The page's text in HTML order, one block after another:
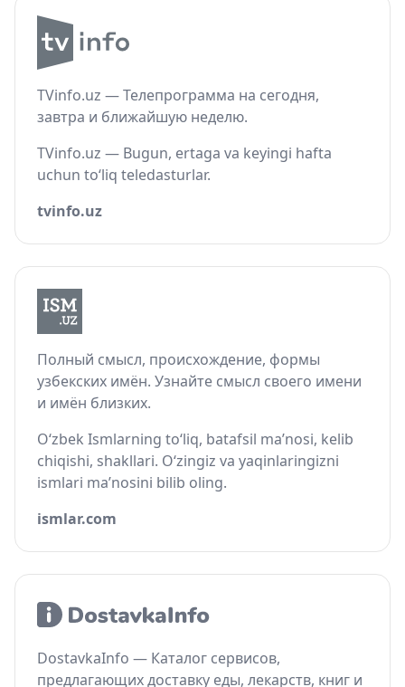
TVinfo.uz — Телепрограмма на сегодня,
завтра и ближайшую неделю.
TVinfo.uz — Bugun, ertaga va keyingi hafta
uchun to‘liq teledasturlar.
tvinfo.uz
Полный смысл, происхождение, формы
узбекских имён. Узнайте смысл своего имени
и имён близких.
O‘zbek Ismlarning to‘liq, batafsil ma’nosi, kelib
chiqishi, shakllari. O‘zingiz va yaqinlaringizni
ismlari ma’nosini bilib oling.
ismlar.com
DostavkaInfo — Каталог сервисов,
предлагающих доставку еды, лекарств, книг и